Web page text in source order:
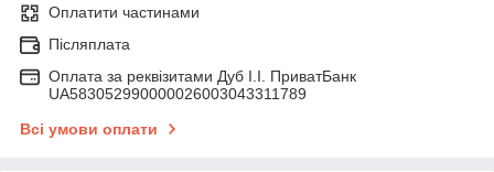
Оплатити частинами
Післяплата
Оплата за реквізитами Дуб І.І. ПриватБанк
UA583052990000026003043311789
Всі умови оплати